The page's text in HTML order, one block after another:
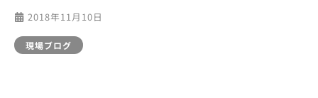
2018年11月10日
現場ブログ